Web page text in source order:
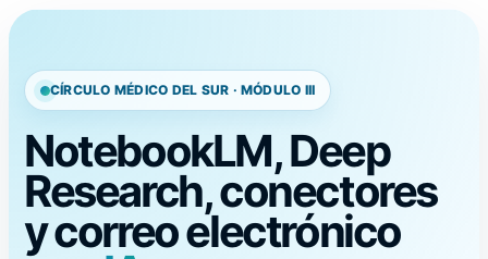
CÍRCULO MÉDICO DEL SUR · MÓDULO III
NotebookLM, Deep
Research, conectores
y correo electrónico